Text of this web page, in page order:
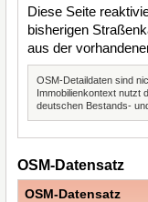
Diese Seite
bisherigen
aus der
OSM-Detaildaten sind
Immobilienkontext nutzt
deutschen Bestands-
OSM-Datensatz
OSM-Datensatz